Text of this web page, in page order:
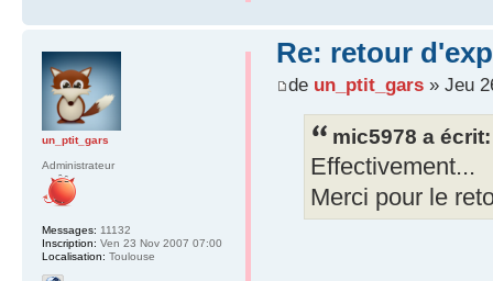
Re: retour
de un_ptit_gars» Jeu
mic5978 a écrit:
Effectivement...
Merci pour le
un_ptit_gars
Administrateur
Messages: 11132
Inscription: Ven 23 Nov 2007 07:00
Localisation: Toulouse